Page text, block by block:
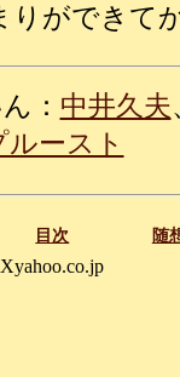
りができて
： 中井久夫
ルースト
目次 随